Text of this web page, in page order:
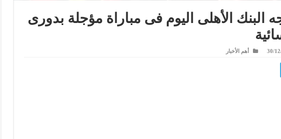
البنك الأهلى اليوم فى مباراة مؤجلة بدورى
30/ أهم الأخبار